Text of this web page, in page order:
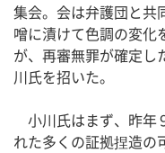
集会。会は弁護団と共
噌に漬けて色調の変化
が、再審無罪が確定し
川氏を招いた。
小川氏はまず、昨年
れた多くの証拠捏造の